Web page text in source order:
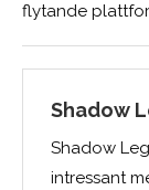
flytande
Shadow
Shadow
intressant